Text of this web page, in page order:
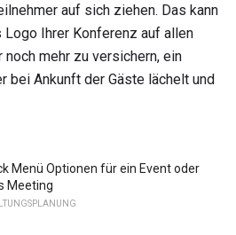
auf sich ziehen. Das kann
Ihrer Konferenz auf allen
mehr zu versichern, ein
bei Ankunft der Gäste lächelt und
Menü Optionen für ein Event oder
Meeting